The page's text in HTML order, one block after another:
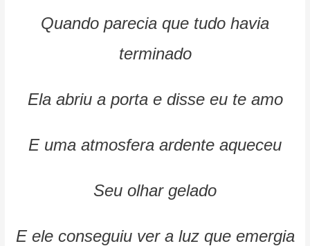
Quando parecia que tudo havia
terminado
Ela abriu a porta e disse eu te amo
E uma atmosfera ardente aqueceu
Seu olhar gelado
E ele conseguiu ver a luz que emergia